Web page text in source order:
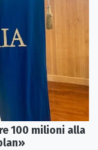
100 milioni alla